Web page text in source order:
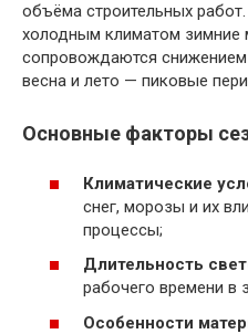
объёма строительных
холодным климатом зимние
сопровождаются
весна и лето — пиковые
Основные факторы
Климатические
снег, морозы и их
процессы;
Длительность
рабочего времени в
Особенности